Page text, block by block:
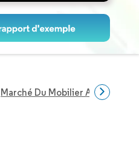
Marché Du Mobilier Aux États-